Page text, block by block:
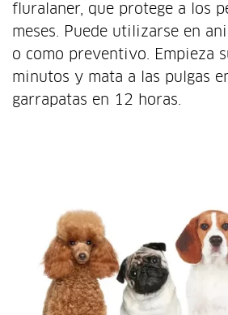
fluralaner, que protege a los
meses. Puede utilizarse en
o como preventivo. Empieza
minutos y mata a las pulgas
garrapatas en 12 horas.